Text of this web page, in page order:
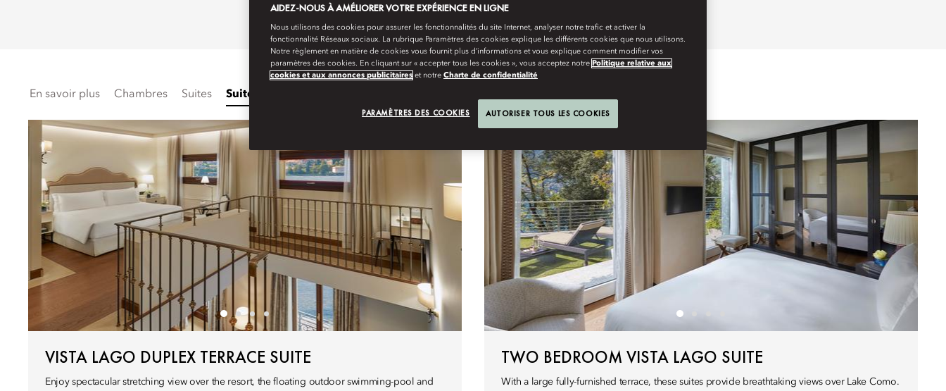
En savoir plus Chambres Suites Suites Speciality
VISTA LAGO DUPLEX TERRACE SUITE
Enjoy spectacular stretching view over the resort, the floating outdoor swimming-pool and
TWO BEDROOM VISTA LAGO SUITE
With a large fully-furnished terrace, these suites provide breathtaking views over Lake Como.
AIDEZ-NOUS À AMÉLIORER VOTRE EXPÉRIENCE EN LIGNE
Nous utilisons des cookies pour assurer les fonctionnalités du site Internet, analyser notre trafic et activer la
fonctionnalité Réseaux sociaux. La rubrique Paramètres des cookies explique les différents cookies que nous utilisons.
Notre règlement en matière de cookies vous fournit plus d’informations et vous explique comment modifier vos
paramètres des cookies. En cliquant sur « accepter tous les cookies », vous acceptez notre Politique relative aux
cookies et aux annonces publicitaires et notre Charte de confidentialité
PARAMÈTRES DES COOKIES AUTORISER TOUS LES COOKIES